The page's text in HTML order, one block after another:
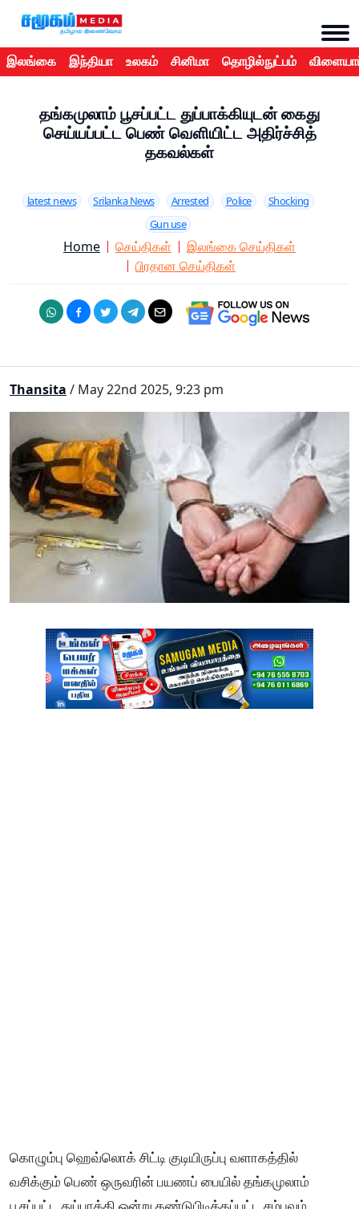
இலங்கை இந்தியா உலகம் சினிமா தொழில்நுட்பம்
தங்கமுலாம் பூசப்பட்ட துப்பாக்கியுடன் கைது
செய்யப்பட்ட பெண் வௌியிட்ட அதிர்ச்சித்
தகவல்கள்
latest news Srilanka News Arrested Police
Shocking
Gun use
Home செய்திகள்
இலங்கை செய்திகள்
பிரதான செய்திகள்
Thansita / May 22nd 2025, 9:23 pm
கொழும்பு ஹெவ்லொக் சிட்டி குடியிருப்பு வளாகத்தில்
வசிக்கும் பெண் ஒருவரின் பயணப் பையில் தங்கமுலாம்
பூசப்பட்ட துப்பாக்கி ஒன்று கண்டுபிடிக்கப்பட்ட சம்பவம்